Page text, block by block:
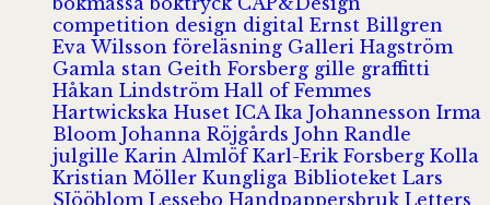
competition design digital Ernst Billgren
Eva Wilsson föreläsning Galleri Hagström
Gamla stan Geith Forsberg gille graffitti
Håkan Lindström Hall of Femmes
Hartwickska Huset ICA Ika Johannesson Irma
Bloom Johanna Röjgårds John Randle
julgille Karin Almlöf Karl-Erik Forsberg Kolla
Kristian Möller Kungliga Biblioteket Lars
SJööblom Lessebo Handpappersbruk Letters